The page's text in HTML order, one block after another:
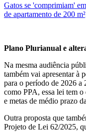
Gatos se 'comprimiam'
de apartamento de 200
Plano Plurianual e
Na mesma audiência
também vai apresentar à
para o período de 2026
como PPA, essa lei tem
e metas de médio prazo
Outra proposta que
Projeto de Lei 62/2025,